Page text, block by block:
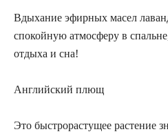
Вдыхание эфирных масел
спокойную атмосферу в
отдыха и сна!
Английский плющ
Это быстрорастущее растение